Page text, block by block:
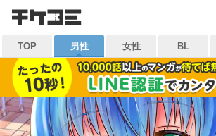
TOP 男性 女性 BL
検索
キーワードから探す
各一覧から探す